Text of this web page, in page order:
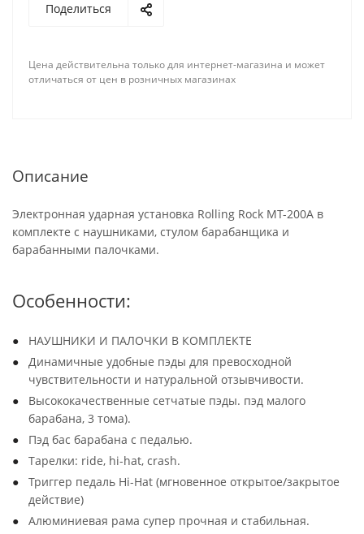
Поделиться
Цена действительна только для интернет-магазина и может
отличаться от цен в розничных магазинах
Описание
Электронная ударная установка Rolling Rock MT-200A в
комплекте с наушниками, стулом барабанщика и
барабанными палочками.
Особенности:
НАУШНИКИ И ПАЛОЧКИ В КОМПЛЕКТЕ
Динамичные удобные пэды для превосходной
чувствительности и натуральной отзывчивости.
Высококачественные сетчатые пэды. пэд малого
барабана, 3 тома).
Пэд бас барабана с педалью.
Тарелки: ride, hi-hat, crash.
Триггер педаль Hi-Hat (мгновенное открытое/закрытое
действие)
Алюминиевая рама супер прочная и стабильная.